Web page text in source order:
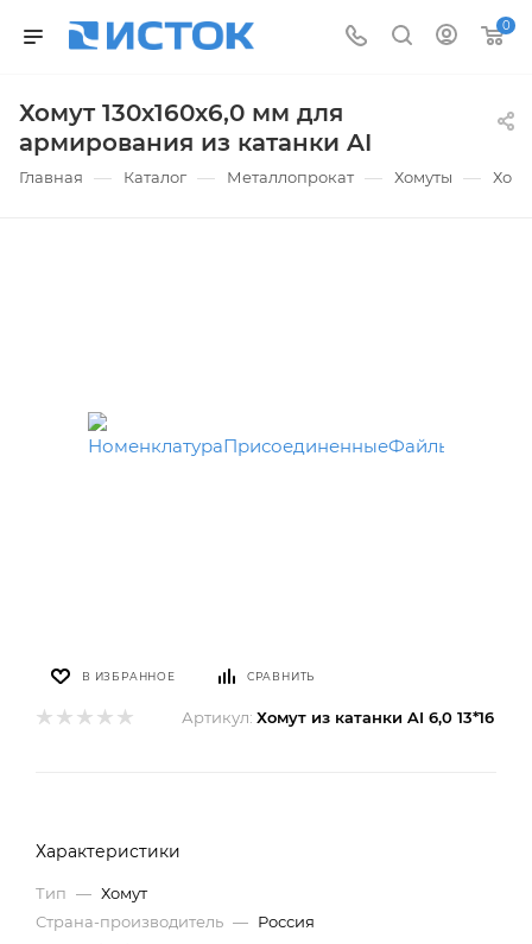
0
Хомут 130х160х6,0 мм для
армирования из катанки AI
Главная — Каталог — Металлопрокат — Хомуты —
В ИЗБРАННОЕ СРАВНИТЬ
Артикул: Хомут из катанки AI 6,0 13*16
Характеристики
Тип — Хомут
Страна-производитель — Россия